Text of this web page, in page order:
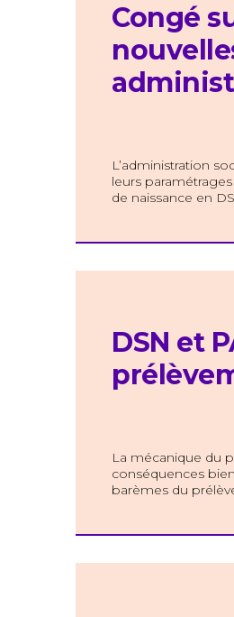
Congé
L’administration
leurs
de naissance en
DSN et
La mécanique du
conséquences
barèmes du